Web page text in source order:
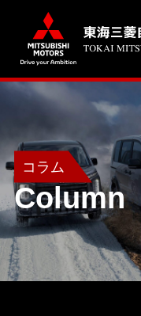
コラム
Column